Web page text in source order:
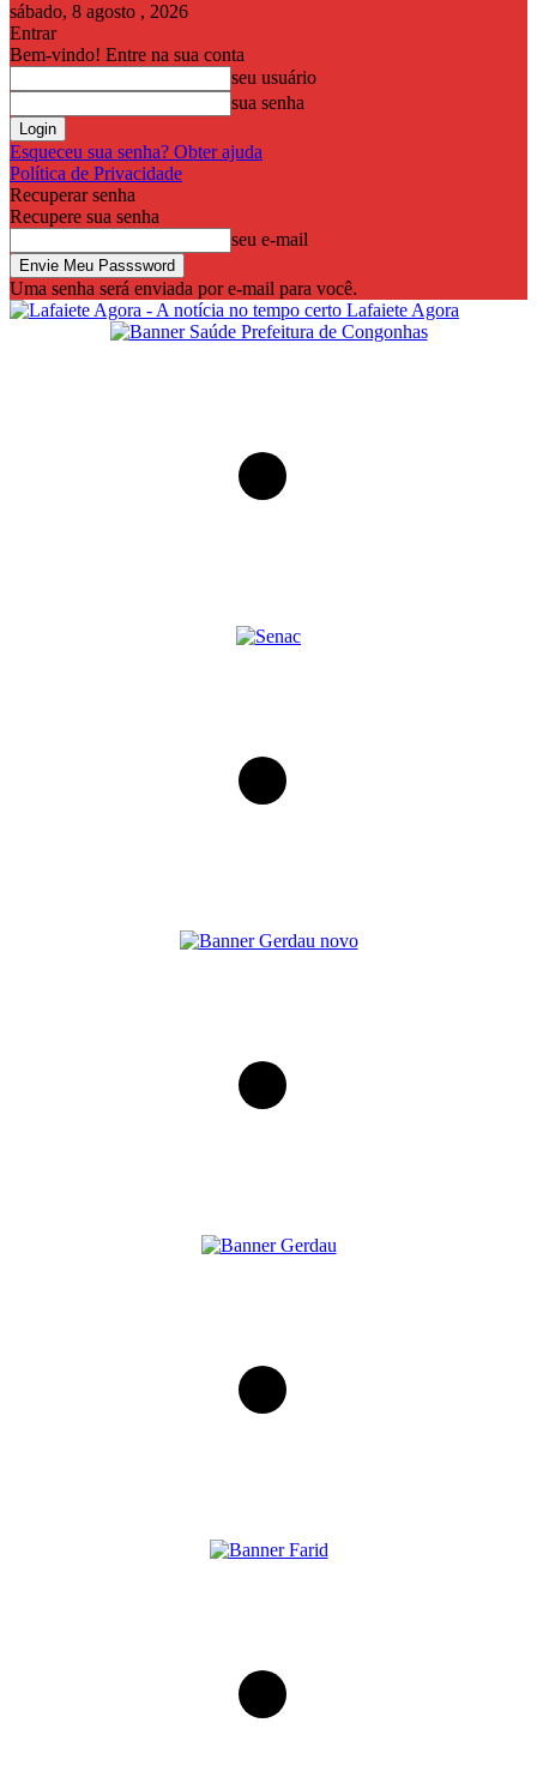
sábado, 8 agosto , 2026
Entrar
Bem-vindo! Entre na sua conta
seu usuário
sua senha
Esqueceu sua senha? Obter ajuda
Política de Privacidade
Recuperar senha
Recupere sua senha
seu e-mail
Uma senha será enviada por e-mail para você.
Lafaiete Agora